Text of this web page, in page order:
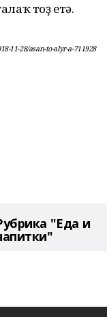
тоҙ етә.
11-28/asan-to-alyr-a-711928
"Еда и